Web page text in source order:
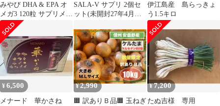
みやび DHA & EPA オ
メガ3 120粒 サプリメン
ト
SALA-V サプリ 2個セ
ット(未開封27年4月賞
伊江島産 島らっきょ
う1.5キロ
¥6,500
メナード 華かさね
¥2,990
🟧 訳ありＢ品🟧 玉ねぎ
¥7,200
たぬ吉様 専用